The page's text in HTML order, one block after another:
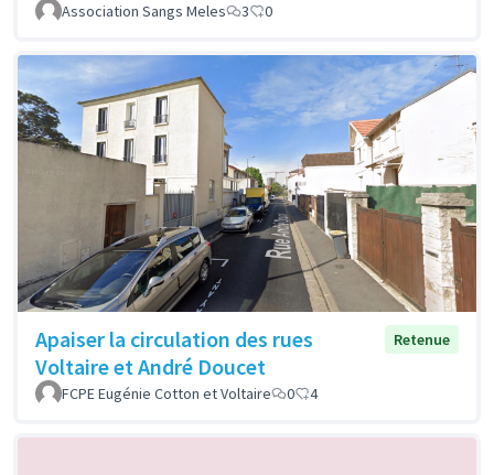
Association Sangs Meles 3 0
Apaiser la circulation des rues
Voltaire et André Doucet
Retenue
FCPE Eugénie Cotton et Voltaire 0 4